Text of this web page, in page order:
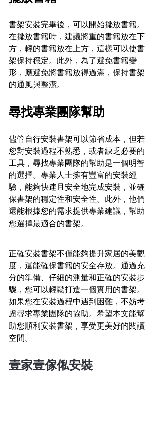
書架安裝完畢後，可以開始擺放書籍。
在擺放書籍時，建議將重的書籍放在下
方，輕的書籍放在上方，這樣可以使書
架保持穩定。此外，為了避免書籍變
形，應避免將書籍放得過滿，保持書架
的通風與整潔。
尋找專業團隊幫助
儘管自行安裝書架可以節省成本，但若
您對安裝過程不熟悉，或者缺乏必要的
工具，尋找專業團隊的幫助是一個明智
的選擇。專業人士擁有豐富的安裝經
驗，能夠快速且安全地完成安裝，並確
保書架的穩定性和安全性。此外，他們
還能根據您的需求提供專業建議，幫助
您選擇最適合的書架。
正確安裝書架不僅能夠提升家居的美觀
度，還能確保書籍的安全存放。通過充
分的準備、仔細的測量和正確的安裝步
驟，您可以輕鬆打造一個實用的書架。
如果您在安裝過程中遇到困難，不妨考
慮尋求專業團隊的協助。希望本文能幫
助您順利安裝書架，享受更美好的閱讀
空間。
壹家壹傢俬安裝